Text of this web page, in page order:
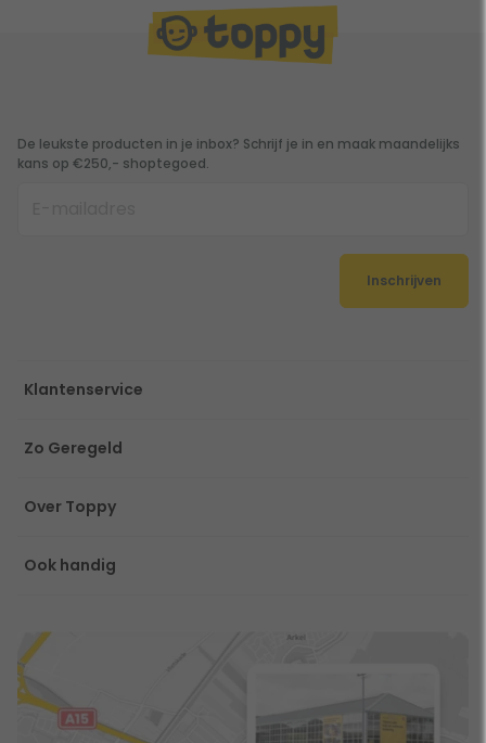
De leukste producten in je inbox? Schrijf je in en maak maandelijks
kans op €250,- shoptegoed.
Inschrijven
Klantenservice
Zo Geregeld
Over Toppy
Ook handig